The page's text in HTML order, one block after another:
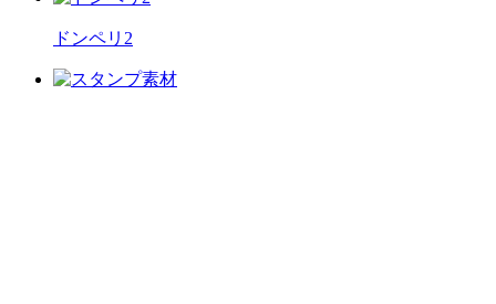
ドンペリ2